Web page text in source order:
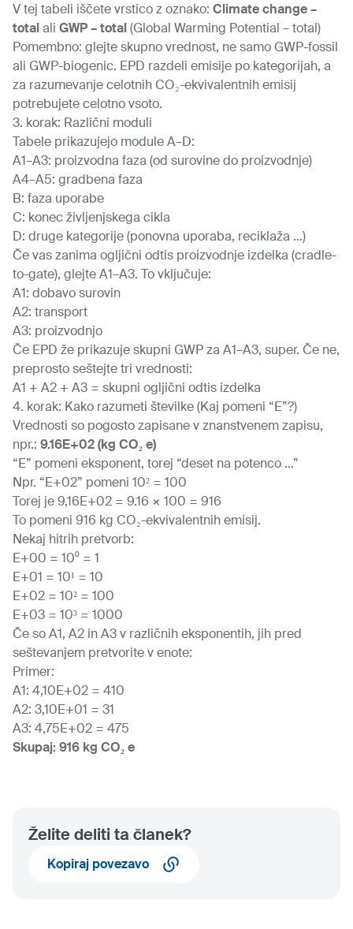
V tej tabeli iščete vrstico z oznako: Climate change –
totalali GWP – total(Global Warming Potential – total)
Pomembno: glejte skupno vrednost, ne samo GWP-fossil
ali GWP-biogenic. EPD razdeli emisije po kategorijah, a
za razumevanje celotnih CO₂-ekvivalentnih emisij
potrebujete celotno vsoto.
3. korak: Različni moduli
Tabele prikazujejo module A–D:
A1–A3: proizvodna faza (od surovine do proizvodnje)
A4–A5: gradbena faza
B: faza uporabe
C: konec življenjskega cikla
D: druge kategorije (ponovna uporaba, reciklaža …)
Če vas zanima ogljični odtis proizvodnje izdelka (cradle-
to-gate), glejte A1–A3. To vključuje:
A1: dobavo surovin
A2: transport
A3: proizvodnjo
Če EPD že prikazuje skupni GWP za A1–A3, super. Če ne,
preprosto seštejte tri vrednosti:
A1 + A2 + A3 = skupni ogljični odtis izdelka
4. korak: Kako razumeti številke (Kaj pomeni “E”?)
Vrednosti so pogosto zapisane v znanstvenem zapisu,
npr.: 9.16E+02 (kg CO₂ e)
“E” pomeni eksponent, torej “deset na potenco …”
Npr. “E+02” pomeni 10² = 100
Torej je 9,16E+02 = 9.16 × 100 = 916
To pomeni 916 kg CO₂-ekvivalentnih emisij.
Nekaj hitrih pretvorb:
E+00 = 10⁰ = 1
E+01 = 10¹ = 10
E+02 = 10² = 100
E+03 = 10³ = 1000
Če so A1, A2 in A3 v različnih eksponentih, jih pred
seštevanjem pretvorite v enote:
Primer:
A1: 4,10E+02 = 410
A2: 3,10E+01 = 31
A3: 4,75E+02 = 475
Skupaj: 916 kg CO₂ e
Želite deliti ta članek?
Kopiraj povezavo